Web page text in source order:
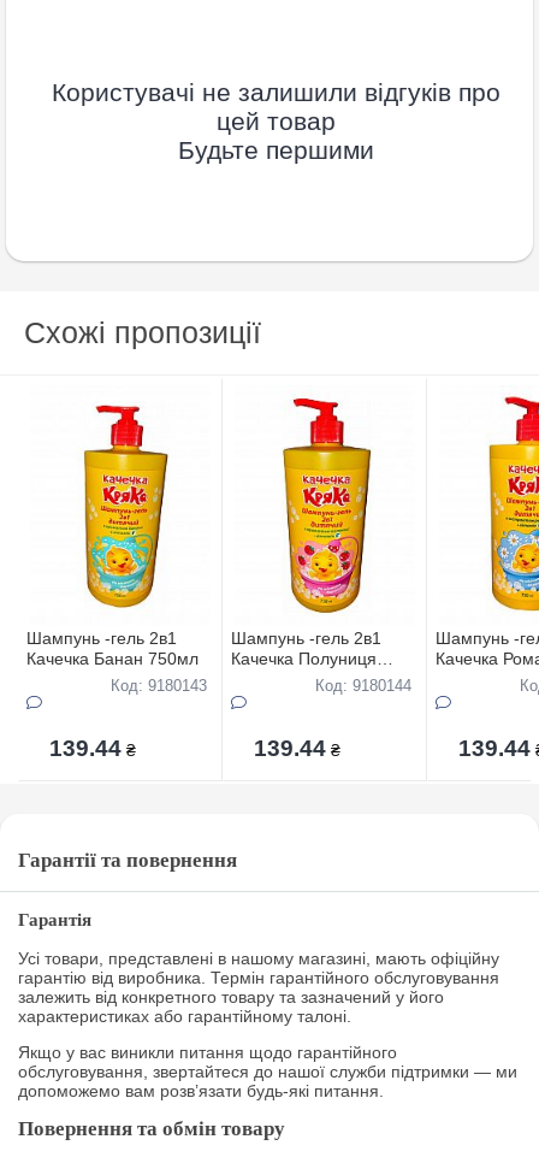
Користувачі не залишили відгуків про
цей товар
Будьте першими
Схожі пропозиції
Шампунь -гель 2в1
Качечка Банан 750мл
Код: 9180143
139.44 ₴
Шампунь -гель 2в1
Качечка Полуниця
Код: 9180144
139.44 ₴
Шампунь -
Качечка
139.44
Гарантії та повернення
Гарантія
Усі товари, представлені в нашому магазині, мають офіційну
гарантію від виробника. Термін гарантійного обслуговування
залежить від конкретного товару та зазначений у його
характеристиках або гарантійному талоні.
Якщо у вас виникли питання щодо гарантійного
обслуговування, звертайтеся до нашої служби підтримки — ми
допоможемо вам розв’язати будь-які питання.
Повернення та обмін товару